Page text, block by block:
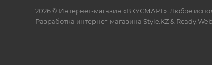
2026 © Интернет-магазин «ВКУСМАРТ». Любое
Разработка интернет-магазина Style.KZ&